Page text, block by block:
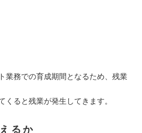
業務での育成期間となるため、残業
ると残業が発生してきます。
るか